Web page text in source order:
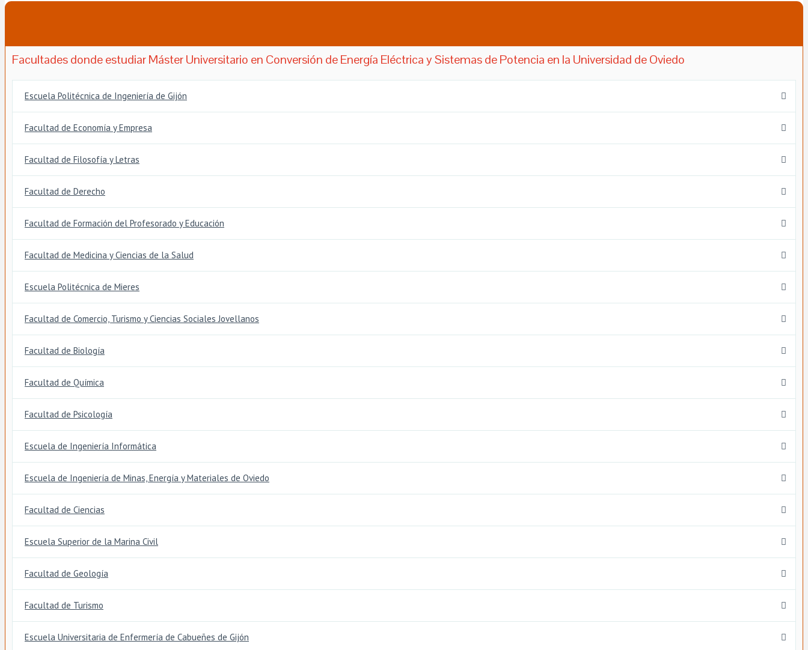
Facultades donde estudiar Máster Universitario en Conversión de Energía Eléctrica y Sistemas de Potencia en la Universidad de Oviedo
Escuela Politécnica de Ingeniería de Gijón
Facultad de Economía y Empresa
Facultad de Filosofía y Letras
Facultad de Derecho
Facultad de Formación del Profesorado y Educación
Facultad de Medicina y Ciencias de la Salud
Escuela Politécnica de Mieres
Facultad de Comercio, Turismo y Ciencias Sociales Jovellanos
Facultad de Biología
Facultad de Química
Facultad de Psicología
Escuela de Ingeniería Informática
Escuela de Ingeniería de Minas, Energía y Materiales de Oviedo
Facultad de Ciencias
Escuela Superior de la Marina Civil
Facultad de Geología
Facultad de Turismo
Escuela Universitaria de Enfermería de Cabueñes de Gijón